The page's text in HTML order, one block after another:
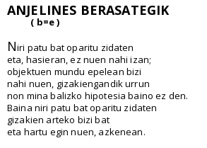
ANJELINES BERASATEGIK
( b=e )
Niri patu bat oparitu zidaten
eta, hasieran, ez nuen nahi izan;
objektuen mundu epelean bizi
nahi nuen, gizakiengandik urrun
non mina balizko hipotesia baino ez den.
Baina niri patu bat oparitu zidaten
gizakien arteko bizi bat
eta hartu egin nuen, azkenean.